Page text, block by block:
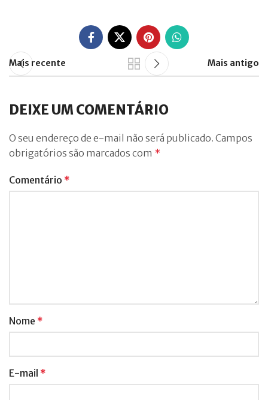
Mais recente Mais antigo
DEIXE UM COMENTÁRIO
O seu endereço de e-mail não será publicado. Campos
obrigatórios são marcados com *
Comentário *
Nome *
E-mail *